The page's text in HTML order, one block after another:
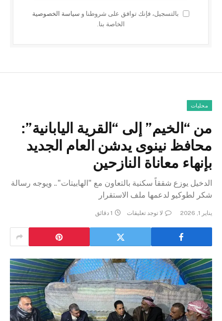
بالتسجيل، فإنك توافق على شروطنا و سياسة الخصوصية
الخاصة بنا.
محليات
من “الخيم” إلى “القرية اليابانية”:
محافظ نينوى يدشن العام الجديد
بإنهاء معاناة النازحين
الدخيل يوزع شققاً سكنية بالتعاون مع "الهابيتات".. ويوجه رسالة
شكر لطوكيو لدعمها ملف الاستقرار
يناير 1, 2026 لا توجد تعليقات 1 دقائق